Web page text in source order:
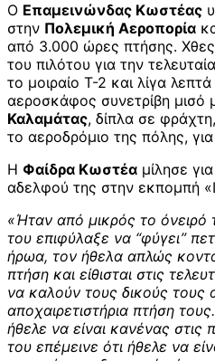
Ο Επαμεινώνδας Κωστέας
στην Πολεμική Αεροπορία
από 3.000 ώρες πτήσης.
του πιλότου για την
το μοιραίο Τ-2 και λίγα
αεροσκάφος συνετρίβη μισό
Καλαμάτας, δίπλα σε
το αεροδρόμιο της πόλης,
Η Φαίδρα Κωστέα μίλησε
αδελφού της στην εκπομπή
«Ήταν από μικρός το όνειρό
του επιφύλαξε να “φύγει”
ήρωα, τον ήθελα απλώς
πτήση και είθισται στις
να καλούν τους δικούς
αποχαιρετιστήρια πτήση
ήθελε να είναι κανένας στις
του επέμεινε ότι ήθελε να